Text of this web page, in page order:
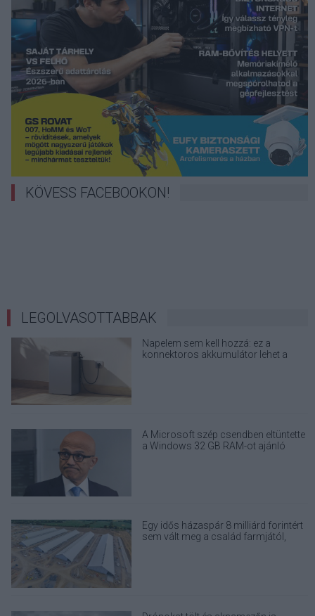
KÖVESS FACEBOOKON!
LEGOLVASOTTABBAK
Napelem sem kell hozzá: ez a
konnektoros akkumulátor lehet a
A Microsoft szép csendben eltüntette
a Windows 32 GB RAM-ot ajánló
Egy idős házaspár 8 milliárd forintért
sem vált meg a család farmjától,